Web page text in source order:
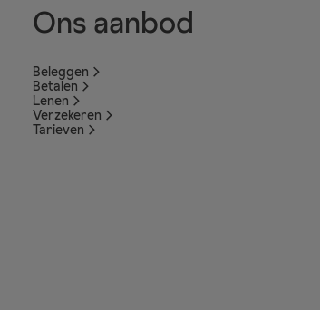
Ons aanbod
Beleggen
Betalen
Lenen
Verzekeren
Tarieven